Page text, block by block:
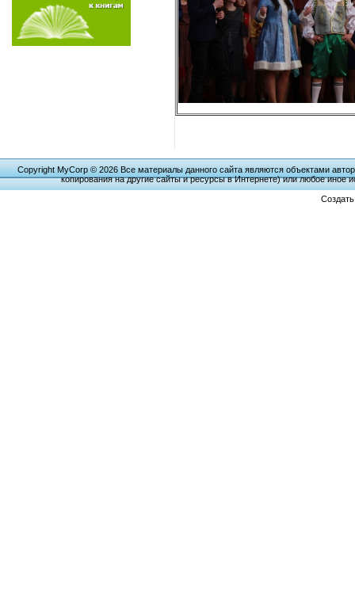
Copyright MyCorp © 2026 Все материалы данного сайта являются объектами
копирования на другие сайты и ресурсы в Интернете) или любое иное